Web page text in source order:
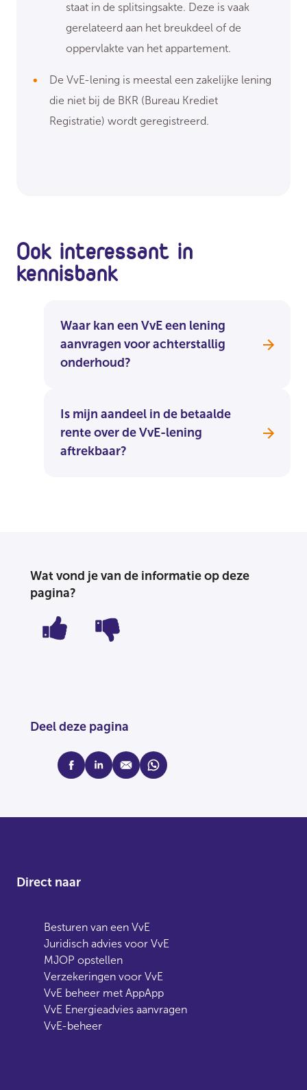
staat in de splitsingsakte. Deze is vaak
gerelateerd aan het breukdeel of de
oppervlakte van het appartement.
De VvE-lening is meestal een zakelijke lening
die niet bij de BKR (Bureau Krediet
Registratie) wordt geregistreerd.
Ook interessant in
kennisbank
Waar kan een VvE een lening
aanvragen voor achterstallig
onderhoud?
Is mijn aandeel in de betaalde
rente over de VvE-lening
aftrekbaar?
Wat vond je van de informatie op deze
pagina?
Deel deze pagina
facebooklinkedinmail whatsapp
Direct naar
Besturen van een VvE
Juridisch advies voor VvE
MJOP opstellen
Verzekeringen voor VvE
VvE beheer met AppApp
VvE Energieadvies aanvragen
VvE-beheer